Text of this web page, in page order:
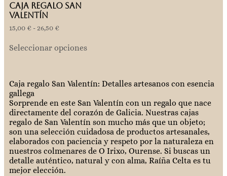
Caja regalo San
Valentín
15,00 € - 26,50 €
Seleccionar opciones
Caja regalo San Valentín: Detalles artesanos con esencia
gallega
Sorprende en este San Valentín con un regalo que nace
directamente del corazón de Galicia. Nuestras cajas
regalo de San Valentín son mucho más que un objeto;
son una selección cuidadosa de productos artesanales,
elaborados con paciencia y respeto por la naturaleza en
nuestros colmenares de O Irixo, Ourense. Si buscas un
detalle auténtico, natural y con alma, Raíña Celta es tu
mejor elección.